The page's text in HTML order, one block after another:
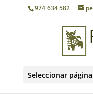
974 634 582
Seleccionar página